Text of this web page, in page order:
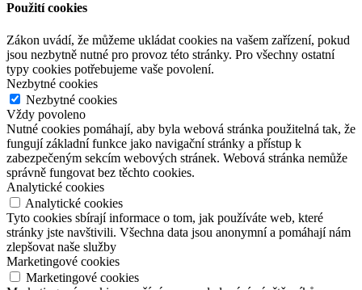
Použití cookies
Zákon uvádí, že můžeme ukládat cookies na vašem zařízení, pokud
jsou nezbytně nutné pro provoz této stránky. Pro všechny ostatní
typy cookies potřebujeme vaše povolení.
Nezbytné cookies
Nezbytné cookies
Vždy povoleno
Nutné cookies pomáhají, aby byla webová stránka použitelná tak, že
fungují základní funkce jako navigační stránky a přístup k
zabezpečeným sekcím webových stránek. Webová stránka nemůže
správně fungovat bez těchto cookies.
Analytické cookies
Analytické cookies
Tyto cookies sbírají informace o tom, jak používáte web, které
stránky jste navštivili. Všechna data jsou anonymní a pomáhají nám
zlepšovat naše služby
Marketingové cookies
Marketingové cookies